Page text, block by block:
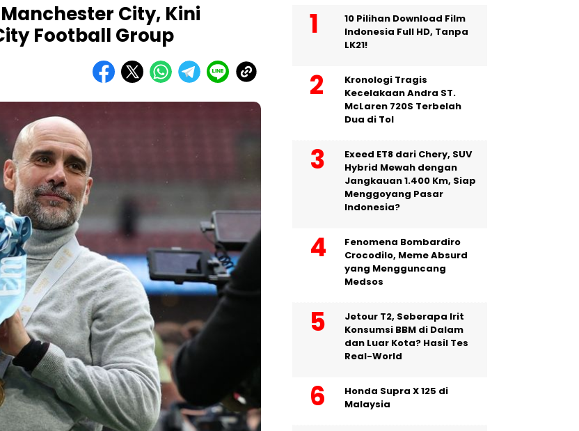
City, Kini
Football Group
10 Pilihan Download Film
Indonesia Full HD, Tanpa
LK21!
Kronologi Tragis
Kecelakaan Andra ST.
McLaren 720S Terbelah
Dua di Tol
Exeed ET8 dari Chery, SUV
Hybrid Mewah dengan
Jangkauan 1.400 Km, Siap
Menggoyang Pasar
Indonesia?
Fenomena Bombardiro
Crocodilo, Meme Absurd
yang Mengguncang
Medsos
Jetour T2, Seberapa Irit
Konsumsi BBM di Dalam
dan Luar Kota? Hasil Tes
Real-World
Honda Supra X 125 di
Malaysia